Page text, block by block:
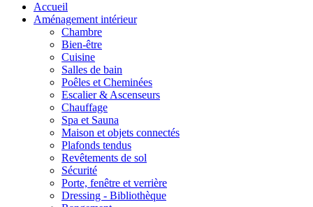
Accueil
Aménagement intérieur
Chambre
Bien-être
Cuisine
Salles de bain
Poêles et Cheminées
Escalier & Ascenseurs
Chauffage
Spa et Sauna
Maison et objets connectés
Plafonds tendus
Revêtements de sol
Sécurité
Porte, fenêtre et verrière
Dressing - Bibliothèque